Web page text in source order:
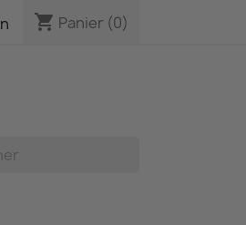
shopping_cart Panier (0)